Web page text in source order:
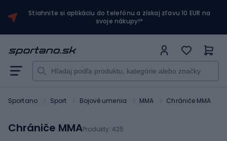
Stiahnite si aplikáciu do telefónu a získaj zľavu 10 EUR na
svoje nákupy!*
Sportano Sport Bojové umenia MMA Chrániče MMA
Chrániče MMAProdukty: 425